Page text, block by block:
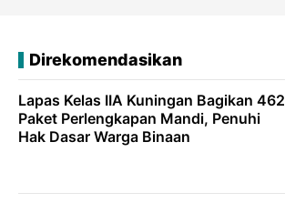
Direkomendasikan
Lapas Kelas IIA Kuningan Bagikan 462
Paket Perlengkapan Mandi, Penuhi
Hak Dasar Warga Binaan